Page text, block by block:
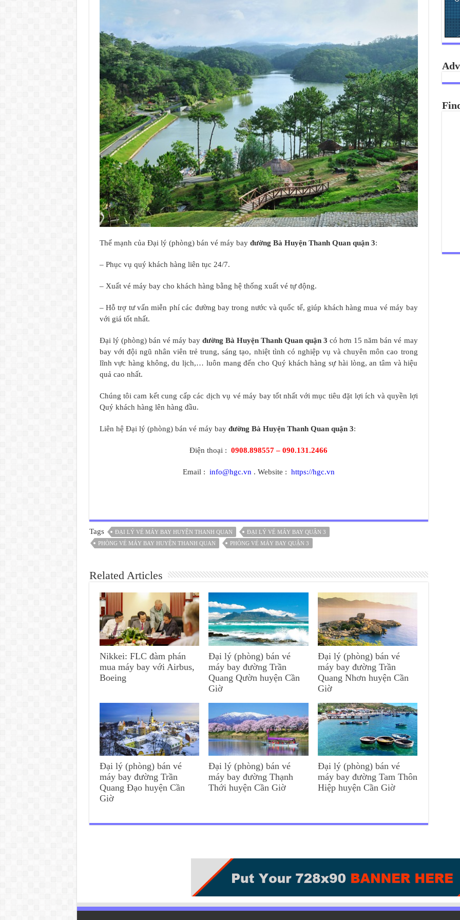
Thế mạnh của Đại lý (phòng) bán vé máy bay đường Bà Huyện Thanh Quan quận 3:
– Phục vụ quý khách hàng liên tục 24/7.
– Xuất vé máy bay cho khách hàng bằng hệ thống xuất vé tự động.
– Hỗ trợ tư vấn miễn phí các đường bay trong nước và quốc tế, giúp khách hàng mua vé máy bay
với giá tốt nhất.
Đại lý (phòng) bán vé máy bay đường Bà Huyện Thanh Quan quận 3có hơn 15 năm bán vé may
bay với đội ngũ nhân viên trẻ trung, sáng tạo, nhiệt tình có nghiệp vụ và chuyên môn cao trong
lĩnh vực hàng không, du lịch,… luôn mang đến cho Quý khách hàng sự hài lòng, an tâm và hiệu
quả cao nhất.
Chúng tôi cam kết cung cấp các dịch vụ vé máy bay tốt nhất với mục tiêu đặt lợi ích và quyền lợi
Quý khách hàng lên hàng đầu.
Liên hệ Đại lý (phòng) bán vé máy bay đường Bà Huyện Thanh Quan quận 3:
Điện thoại : 0908.898557 – 090.131.2466
Email : info@hgc.vn. Website : https://hgc.vn
Tags ĐẠI LÝ VÉ MÁY BAY HUYỆN THANH QUAN
ĐẠI LÝ VÉ MÁY BAY QUẬN 3
PHÒNG VÉ MÁY BAY HUYỆN THANH QUAN
PHÒNG VÉ MÁY BAY QUẬN 3
Related Articles
Nikkei: FLC đàm phán
mua máy bay với Airbus,
Boeing
Đại lý (phòng) bán vé
máy bay đường Trần
Quang Qườn huyện Cần
Giờ
Đại lý (phòng) bán vé
máy bay đường Trần
Quang Nhơn huyện Cần
Giờ
Đại lý (phòng) bán vé
máy bay đường Trần
Quang Đạo huyện Cần
Giờ
Đại lý (phòng) bán vé
máy bay đường Thạnh
Thới huyện Cần Giờ
Đại lý (phòng) bán vé
máy bay đường Tam Thôn
Hiệp huyện Cần Giờ